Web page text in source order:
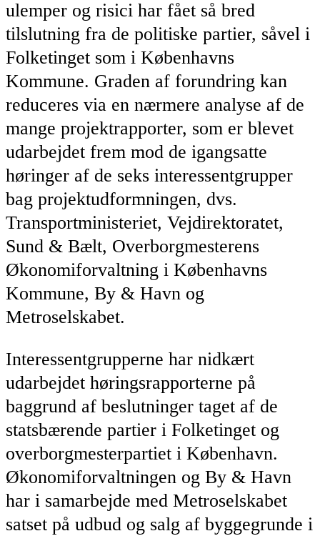
ulemper og risici har fået så bred
tilslutning fra de politiske partier, såvel i
Folketinget som i Københavns
Kommune. Graden af forundring kan
reduceres via en nærmere analyse af de
mange projektrapporter, som er blevet
udarbejdet frem mod de igangsatte
høringer af de seks interessentgrupper
bag projektudformningen, dvs.
Transportministeriet, Vejdirektoratet,
Sund & Bælt, Overborgmesterens
Økonomiforvaltning i Københavns
Kommune, By & Havn og
Metroselskabet.
Interessentgrupperne har nidkært
udarbejdet høringsrapporterne på
baggrund af beslutninger taget af de
statsbærende partier i Folketinget og
overborgmesterpartiet i København.
Økonomiforvaltningen og By & Havn
har i samarbejde med Metroselskabet
satset på udbud og salg af byggegrunde i